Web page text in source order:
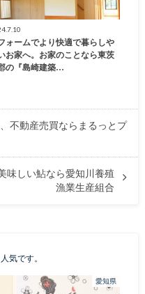
ォームでより快適で暮らしや
お家へ。お家のことなら東茨
の『島崎建築…
不動産売買ならまるっとプ
味しい鮎なら愛知川養殖
漁業生産組合
気です。
愛知県